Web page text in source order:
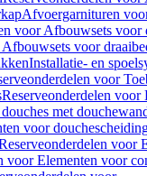
Afvoergarnituren
voor Afbouwsets voor
voor
Installatie- en
voor
Reserveonderdelen voor
met
voor
voor
voor Elementen voor